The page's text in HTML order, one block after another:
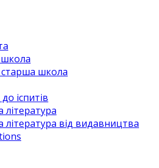
школа
іспитів
література від видавництва